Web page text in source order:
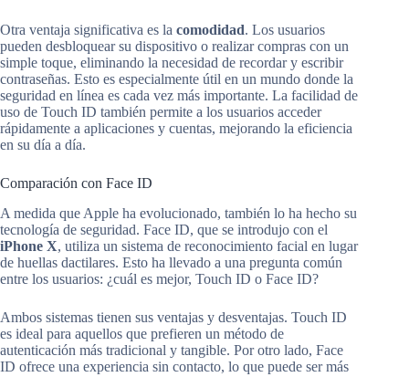
Otra ventaja significativa es la comodidad. Los usuarios
pueden desbloquear su dispositivo o realizar compras con un
simple toque, eliminando la necesidad de recordar y escribir
contraseñas. Esto es especialmente útil en un mundo donde la
seguridad en línea es cada vez más importante. La facilidad de
uso de Touch ID también permite a los usuarios acceder
rápidamente a aplicaciones y cuentas, mejorando la eficiencia
en su día a día.
Comparación con Face ID
A medida que Apple ha evolucionado, también lo ha hecho su
tecnología de seguridad. Face ID, que se introdujo con el
iPhone X, utiliza un sistema de reconocimiento facial en lugar
de huellas dactilares. Esto ha llevado a una pregunta común
entre los usuarios: ¿cuál es mejor, Touch ID o Face ID?
Ambos sistemas tienen sus ventajas y desventajas. Touch ID
es ideal para aquellos que prefieren un método de
autenticación más tradicional y tangible. Por otro lado, Face
ID ofrece una experiencia sin contacto, lo que puede ser más